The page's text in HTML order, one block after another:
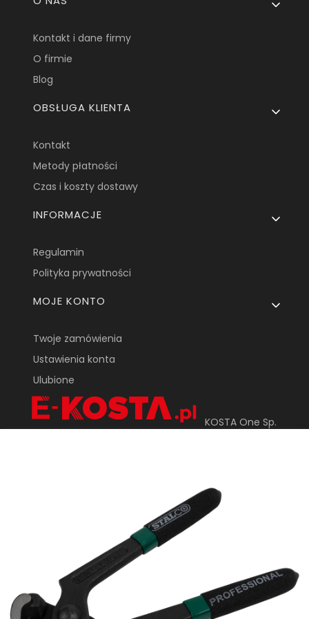
Kontakt i dane firmy
O firmie
Blog
OBSŁUGA KLIENTA
Kontakt
Metody płatności
Czas i koszty dostawy
INFORMACJE
Regulamin
Polityka prywatności
MOJE KONTO
Twoje zamówienia
Ustawienia konta
Ulubione
KOSTA One Sp.
Shoper Premium
DODAJ DO KOSZYKA